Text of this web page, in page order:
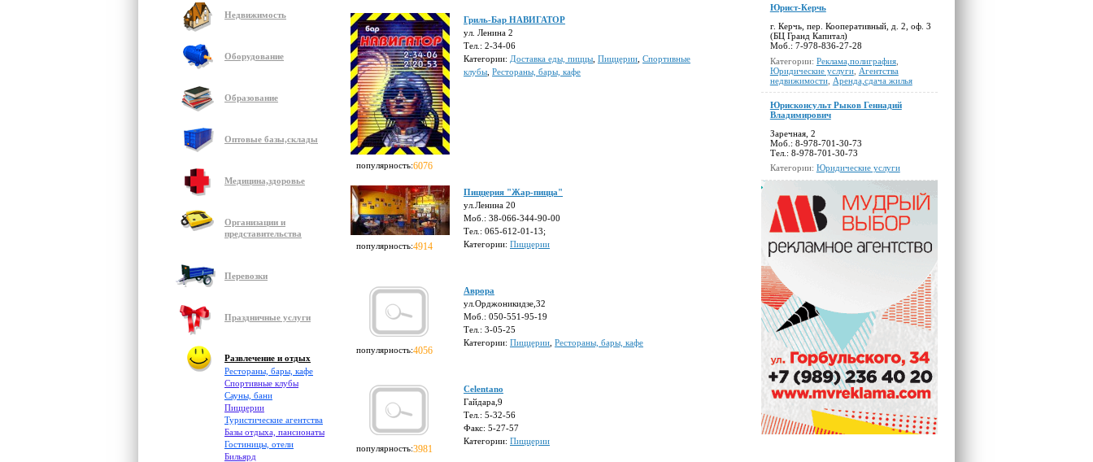
Недвижимость
Оборудование
Образование
Оптовые базы,склады
Медицина,здоровье
Организации и
представительства
Перевозки
Праздничные услуги
Развлечение и отдых
Рестораны, бары, кафе
Спортивные клубы
Сауны, бани
Пиццерии
Туристические агентства
Базы отдыха, пансионаты
Гостиницы, отели
Бильярд
популярность:6076
Гриль-Бар НАВИГАТОР
ул. Ленина 2
Тел.: 2-34-06
Категории: Доставка еды, пиццы Пиццерии Спортивные
клубы Рестораны, бары, кафе
популярность:4914
Пиццерия "Жар-пицца"
ул.Ленина 20
Моб.: 38-066-344-90-00
Тел.: 065-612-01-13;
Категории: Пиццерии
популярность:4056
Аврора
ул.Орджоникидзе,32
Моб.: 050-551-95-19
Тел.: 3-05-25
Категории: Пиццерии Рестораны, бары, кафе
популярность:3981
Сelentano
Гайдара,9
Тел.: 5-32-56
Факс: 5-27-57
Категории: Пиццерии
Юрист-Керчь
г. Керчь, пер. Кооперативный, д. 2, оф. 3
(БЦ Гранд Капитал)
Моб.: 7-978-836-27-28
Категории: Реклама,полиграфия,
Юридические услуги, Агентства
недвижимости, Аренда,сдача жилья
Юрисконсульт Рыков Геннадий
Владимирович
Заречная, 2
Моб.: 8-978-701-30-73
Тел.: 8-978-701-30-73
Категории: Юридические услуги